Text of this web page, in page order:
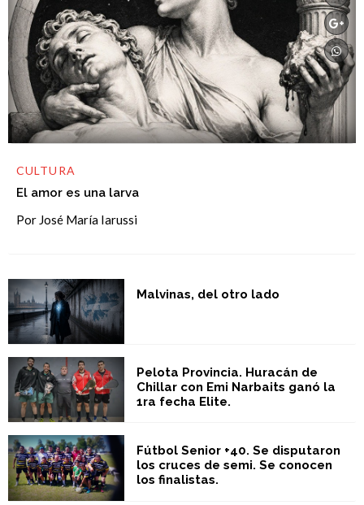
CULTURA
El amor es una larva
Por José María Iarussi
Malvinas, del otro lado
Pelota Provincia. Huracán de
Chillar con Emi Narbaits ganó la
1ra fecha Elite.
Fútbol Senior +40. Se disputaron
los cruces de semi. Se conocen
los finalistas.